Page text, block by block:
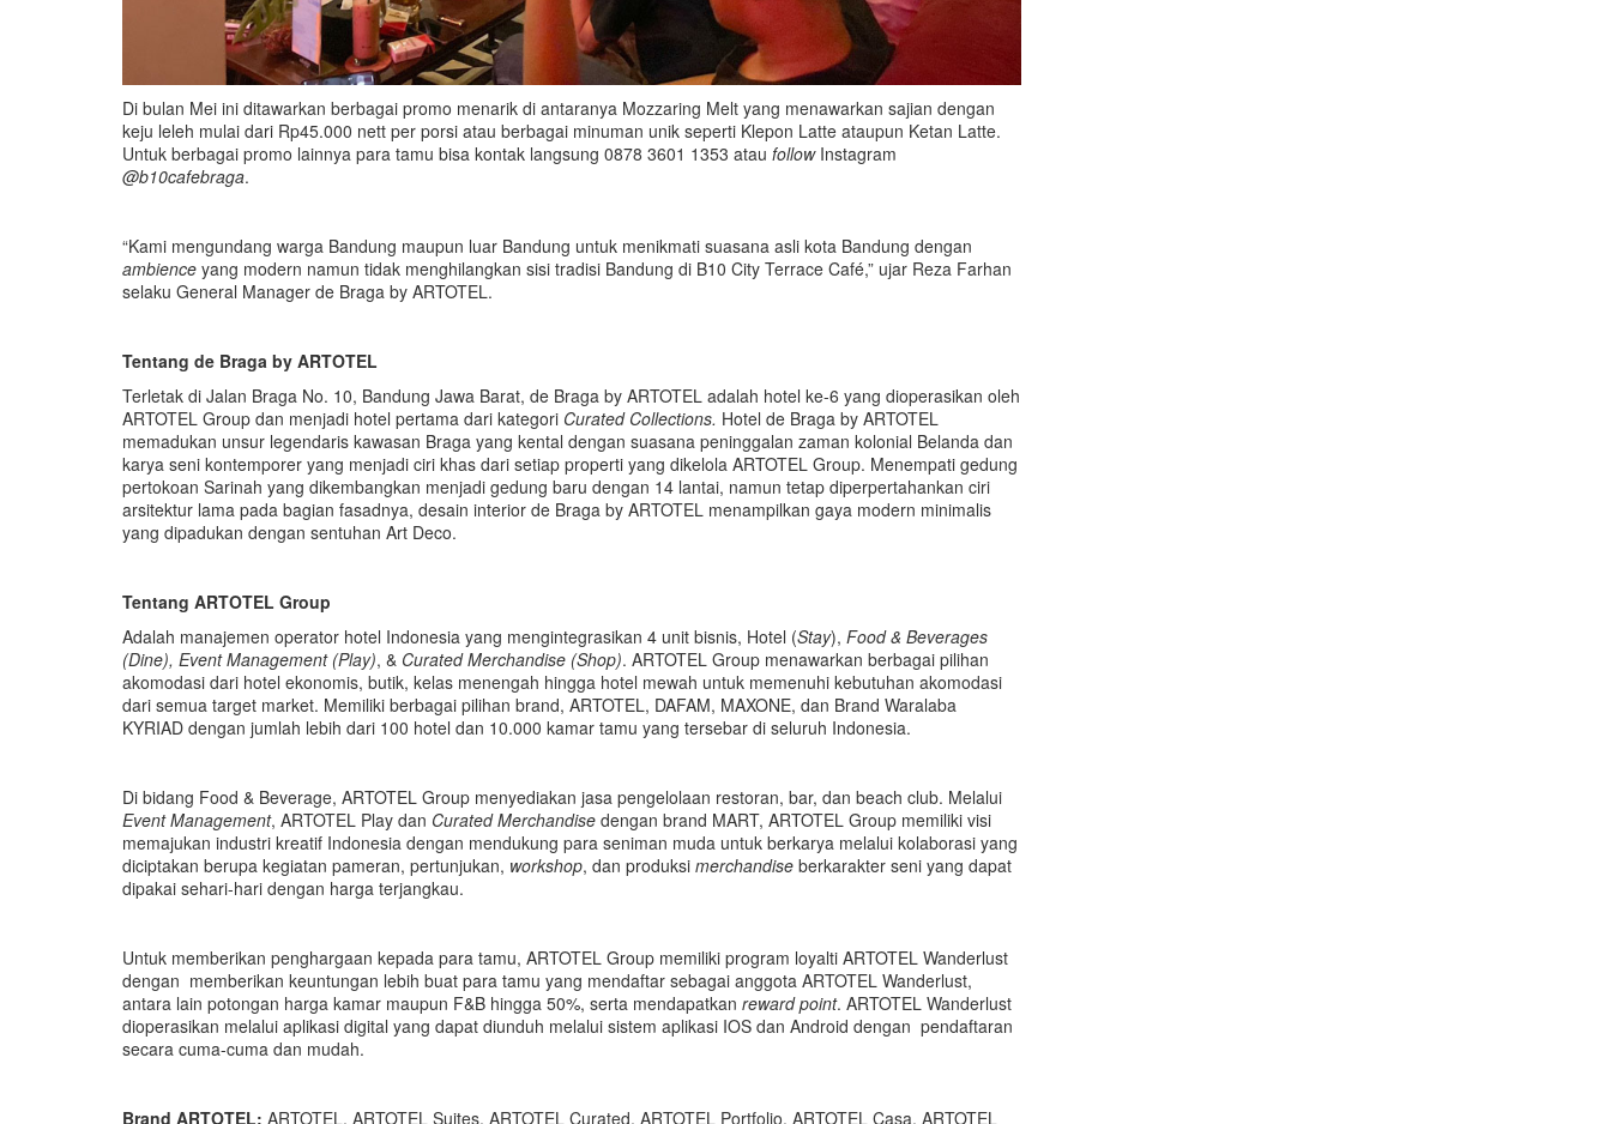
Di bulan Mei ini ditawarkan berbagai promo menarik di antaranya Mozzaring Melt yang menawarkan sajian dengan
keju leleh mulai dari Rp45.000 nett per porsi atau berbagai minuman unik seperti Klepon Latte ataupun Ketan Latte.
Untuk berbagai promo lainnya para tamu bisa kontak langsung 0878 3601 1353 atau followInstagram
@b10cafebraga.
“Kami mengundang warga Bandung maupun luar Bandung untuk menikmati suasana asli kota Bandung dengan
ambience yang modern namun tidak menghilangkan sisi tradisi Bandung di B10 City Terrace Café,” ujar Reza Farhan
selaku General Manager de Braga by ARTOTEL.
Tentang de Braga by ARTOTEL
Terletak di Jalan Braga No. 10, Bandung Jawa Barat, de Braga by ARTOTEL adalah hotel ke-6 yang dioperasikan oleh
ARTOTEL Group dan menjadi hotel pertama dari kategori Curated Collections. Hotel de Braga by ARTOTEL
memadukan unsur legendaris kawasan Braga yang kental dengan suasana peninggalan zaman kolonial Belanda dan
karya seni kontemporer yang menjadi ciri khas dari setiap properti yang dikelola ARTOTEL Group. Menempati gedung
pertokoan Sarinah yang dikembangkan menjadi gedung baru dengan 14 lantai, namun tetap diperpertahankan ciri
arsitektur lama pada bagian fasadnya, desain interior de Braga by ARTOTEL menampilkan gaya modern minimalis
yang dipadukan dengan sentuhan Art Deco.
Tentang ARTOTEL Group
Adalah manajemen operator hotel Indonesia yang mengintegrasikan 4 unit bisnis, Hotel (Stay), Food & Beverages
(Dine), Event Management (Play), & Curated Merchandise (Shop). ARTOTEL Group menawarkan berbagai pilihan
akomodasi dari hotel ekonomis, butik, kelas menengah hingga hotel mewah untuk memenuhi kebutuhan akomodasi
dari semua target market. Memiliki berbagai pilihan brand, ARTOTEL, DAFAM, MAXONE, dan Brand Waralaba
KYRIAD dengan jumlah lebih dari 100 hotel dan 10.000 kamar tamu yang tersebar di seluruh Indonesia.
Di bidang Food & Beverage, ARTOTEL Group menyediakan jasa pengelolaan restoran, bar, dan beach club. Melalui
Event Management, ARTOTEL Play dan Curated Merchandise dengan brand MART, ARTOTEL Group memiliki visi
memajukan industri kreatif Indonesia dengan mendukung para seniman muda untuk berkarya melalui kolaborasi yang
diciptakan berupa kegiatan pameran, pertunjukan, workshop, dan produksi merchandise berkarakter seni yang dapat
dipakai sehari-hari dengan harga terjangkau.
Untuk memberikan penghargaan kepada para tamu, ARTOTEL Group memiliki program loyalti ARTOTEL Wanderlust
dengan memberikan keuntungan lebih buat para tamu yang mendaftar sebagai anggota ARTOTEL Wanderlust,
antara lain potongan harga kamar maupun F&B hingga 50%, serta mendapatkan reward point. ARTOTEL Wanderlust
dioperasikan melalui aplikasi digital yang dapat diunduh melalui sistem aplikasi IOS dan Android dengan pendaftaran
secara cuma-cuma dan mudah.
Brand ARTOTEL: ARTOTEL, ARTOTEL Suites, ARTOTEL Curated, ARTOTEL Portfolio, ARTOTEL Casa, ARTOTEL